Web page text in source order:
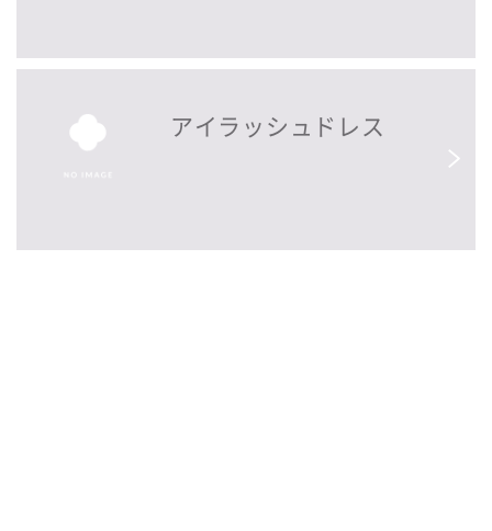
アイラッシュドレス